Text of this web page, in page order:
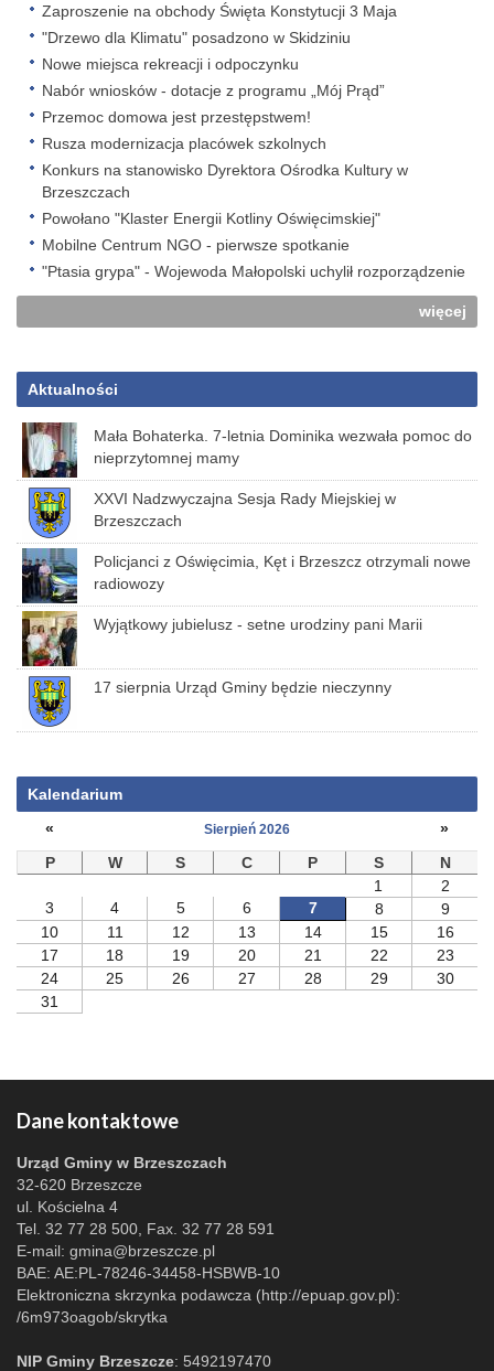
Zaproszenie na obchody Święta Konstytucji 3 Maja
"Drzewo dla Klimatu" posadzono w Skidziniu
Nowe miejsca rekreacji i odpoczynku
Nabór wniosków - dotacje z programu „Mój Prąd”
Przemoc domowa jest przestępstwem!
Rusza modernizacja placówek szkolnych
Konkurs na stanowisko Dyrektora Ośrodka Kultury w
Brzeszczach
Powołano "Klaster Energii Kotliny Oświęcimskiej"
Mobilne Centrum NGO - pierwsze spotkanie
"Ptasia grypa" - Wojewoda Małopolski uchylił rozporządzenie
więcej
Aktualności
Mała Bohaterka. 7-letnia Dominika wezwała pomoc do
nieprzytomnej mamy
XXVI Nadzwyczajna Sesja Rady Miejskiej w
Brzeszczach
Policjanci z Oświęcimia, Kęt i Brzeszcz otrzymali nowe
radiowozy
Wyjątkowy jubielusz - setne urodziny pani Marii
17 sierpnia Urząd Gminy będzie nieczynny
Kalendarium
«
Sierpień 2026
»
P
W S C P S
N
1
2
3
4 5 6 7 8
9
10
11 12 13 14 15
16
17
18 19 20 21 22
23
24
25 26 27 28 29
30
31
Dane kontaktowe
Urząd Gminy w Brzeszczach
32-620 Brzeszcze
ul. Kościelna 4
Tel. 32 77 28 500, Fax. 32 77 28 591
E-mail: gmina@brzeszcze.pl
BAE: AE:PL-78246-34458-HSBWB-10
Elektroniczna skrzynka podawcza (http://epuap.gov.pl):
/6m973oagob/skrytka
NIP Gminy Brzeszcze: 5492197470